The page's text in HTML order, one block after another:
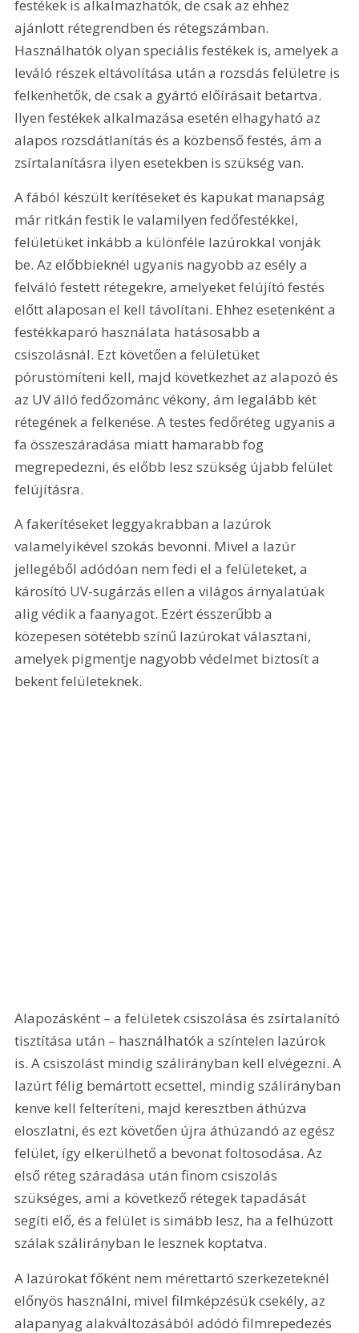
festékek is alkalmazhatók, de csak az ehhez
ajánlott rétegrendben és rétegszámban.
Használhatók olyan speciális festékek is, amelyek a
leváló részek eltávolítása után a rozsdás felületre is
felkenhetők, de csak a gyártó előírásait betartva.
Ilyen festékek alkalmazása esetén elhagyható az
alapos rozsdátlanítás és a közbenső festés, ám a
zsírtalanításra ilyen esetekben is szükség van.
A fából készült kerítéseket és kapukat manapság
már ritkán festik le valamilyen fedőfestékkel,
felületüket inkább a különféle lazúrokkal vonják
be. Az előbbieknél ugyanis nagyobb az esély a
felváló festett rétegekre, amelyeket felújító festés
előtt alaposan el kell távolítani. Ehhez esetenként a
festékkaparó használata hatásosabb a
csiszolásnál. Ezt követően a felületüket
pórustömíteni kell, majd következhet az alapozó és
az UV álló fedőzománc vékony, ám legalább két
rétegének a felkenése. A testes fedőréteg ugyanis a
fa összeszáradása miatt hamarabb fog
megrepedezni, és előbb lesz szükség újabb felület
felújításra.
A fakerítéseket leggyakrabban a lazúrok
valamelyikével szokás bevonni. Mivel a lazúr
jellegéből adódóan nem fedi el a felületeket, a
károsító UV-sugárzás ellen a világos árnyalatúak
alig védik a faanyagot. Ezért ésszerűbb a
közepesen sötétebb színű lazúrokat választani,
amelyek pigmentje nagyobb védelmet biztosít a
bekent felületeknek.
Alapozásként – a felületek csiszolása és zsírtalanító
tisztítása után – használhatók a színtelen lazúrok
is. A csiszolást mindig szálirányban kell elvégezni. A
lazúrt félig bemártott ecsettel, mindig szálirányban
kenve kell felteríteni, majd keresztben áthúzva
eloszlatni, és ezt követően újra áthúzandó az egész
felület, így elkerülhető a bevonat foltosodása. Az
első réteg száradása után finom csiszolás
szükséges, ami a következő rétegek tapadását
segíti elő, és a felület is simább lesz, ha a felhúzott
szálak szálirányban le lesznek koptatva.
A lazúrokat főként nem mérettartó szerkezeteknél
előnyös használni, mivel filmképzésük csekély, az
alapanyag alakváltozásából adódó filmrepedezés